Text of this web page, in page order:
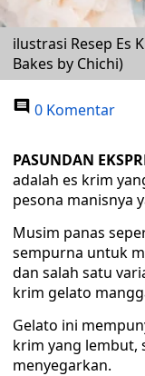
ilustrasi Resep Es
Bakes by Chichi)
0 Komentar
PASUNDAN
adalah es krim
pesona manisnya
Musim panas
sempurna untuk
dan salah satu
krim gelato
Gelato ini
krim yang lembut,
menyegarkan.